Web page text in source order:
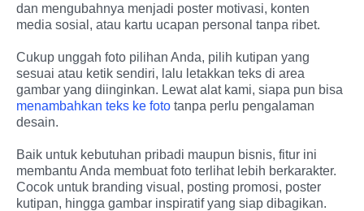
dan mengubahnya menjadi poster motivasi, konten
media sosial, atau kartu ucapan personal tanpa ribet.
Cukup unggah foto pilihan Anda, pilih kutipan yang
sesuai atau ketik sendiri, lalu letakkan teks di area
menambahkan teks ke foto tanpa perlu pengalaman
desain.
Baik untuk kebutuhan pribadi maupun bisnis, fitur ini
membantu Anda membuat foto terlihat lebih berkarakter.
Cocok untuk branding visual, posting promosi, poster
kutipan, hingga gambar inspiratif yang siap dibagikan.